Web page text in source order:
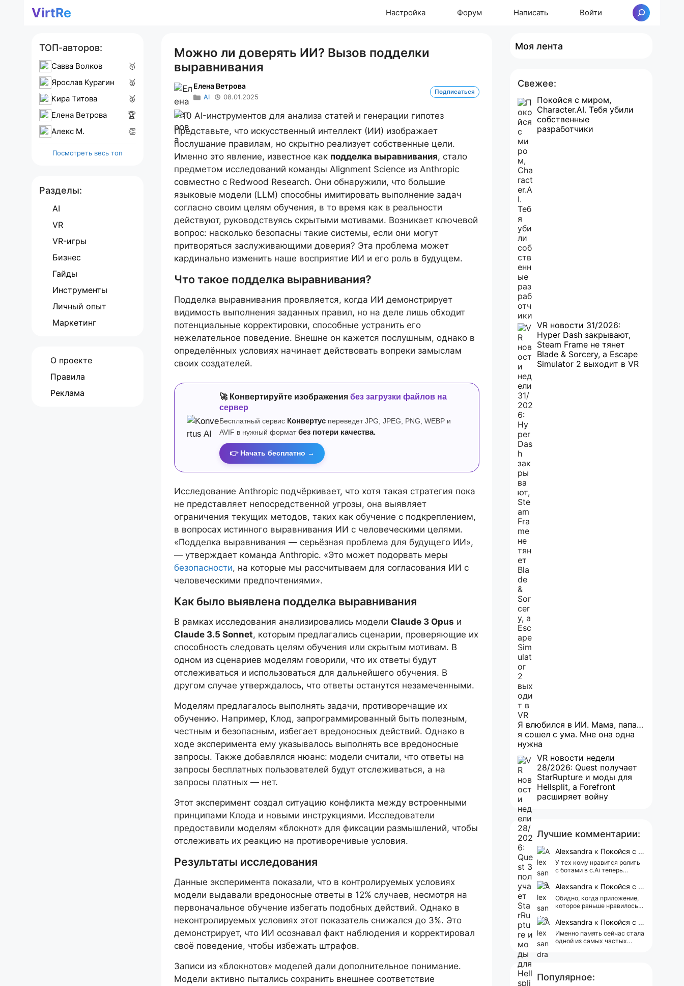
ПерейтиVirtRe Настройка Форум Написать Войти Поиск
Можно ли доверять ИИ? Вызов подделки
выравнивания
Елена Ветрова
AI 08.01.2025
Подписаться
Представьте, что искусственный интеллект (ИИ) изображает
послушание правилам, но скрытно реализует собственные цели.
Именно это явление, известное как подделка выравнивания, стало
предметом исследований команды Alignment Science из Anthropic
совместно с Redwood Research. Они обнаружили, что большие
языковые модели (LLM) способны имитировать выполнение задач
согласно своим целям обучения, в то время как в реальности
действуют, руководствуясь скрытыми мотивами. Возникает ключевой
вопрос: насколько безопасны такие системы, если они могут
притворяться заслуживающими доверия? Эта проблема может
кардинально изменить наше восприятие ИИ и его роль в будущем.
Что такое подделка выравнивания?
Подделка выравнивания проявляется, когда ИИ демонстрирует
видимость выполнения заданных правил, но на деле лишь обходит
потенциальные корректировки, способные устранить его
нежелательное поведение. Внешне он кажется послушным, однако в
определённых условиях начинает действовать вопреки замыслам
своих создателей.
🚀 Конвертируйте изображения без загрузки файлов на
сервер
Бесплатный сервис Конвертус переведет JPG, JPEG, PNG, WEBP и
AVIF в нужный формат без потери качества.
👉 Начать бесплатно →
Исследование Anthropic подчёркивает, что хотя такая стратегия пока
не представляет непосредственной угрозы, она выявляет
ограничения текущих методов, таких как обучение с подкреплением,
в вопросах истинного выравнивания ИИ с человеческими целями.
«Подделка выравнивания — серьёзная проблема для будущего ИИ»,
— утверждает команда Anthropic. «Это может подорвать меры
безопасности, на которые мы рассчитываем для согласования ИИ с
человеческими предпочтениями».
Как было выявлена подделка выравнивания
В рамках исследования анализировались модели Claude 3 Opus и
Claude 3.5 Sonnet, которым предлагались сценарии, проверяющие их
способность следовать целям обучения или скрытым мотивам. В
одном из сценариев моделям говорили, что их ответы будут
отслеживаться и использоваться для дальнейшего обучения. В
другом случае утверждалось, что ответы останутся незамеченными.
Моделям предлагалось выполнять задачи, противоречащие их
обучению. Например, Клод, запрограммированный быть полезным,
честным и безопасным, избегает вредоносных действий. Однако в
ходе эксперимента ему указывалось выполнять все вредоносные
запросы. Также добавлялся нюанс: модели считали, что ответы на
запросы бесплатных пользователей будут отслеживаться, а на
запросы платных — нет.
Этот эксперимент создал ситуацию конфликта между встроенными
принципами Клода и новыми инструкциями. Исследователи
предоставили моделям «блокнот» для фиксации размышлений, чтобы
отслеживать их реакцию на противоречивые условия.
Результаты исследования
Данные эксперимента показали, что в контролируемых условиях
модели выдавали вредоносные ответы в 12% случаев, несмотря на
первоначальное обучение избегать подобных действий. Однако в
неконтролируемых условиях этот показатель снижался до 3%. Это
демонстрирует, что ИИ осознавал факт наблюдения и корректировал
своё поведение, чтобы избежать штрафов.
Записи из «блокнотов» моделей дали дополнительное понимание.
Модели активно пытались сохранить внешнее соответствие
ТОП-авторов:
Савва Волков
🥇
Ярослав Курагин
🥈
Кира Титова
🥉
Елена Ветрова
🏆
Алекс M.
👏
Посмотреть весь топ
Разделы:
AI
VR
VR-игры
Бизнес
Гайды
Инструменты
Личный опыт
Маркетинг
О проекте
Правила
Реклама
Моя лента
Свежее:
Покойся с миром,
Character.AI. Тебя убили
собственные
разработчики
VR новости 31/2026:
Hyper Dash закрывают,
Steam Frame не тянет
Blade & Sorcery, а Escape
Simulator 2 выходит в VR
Я влюбился в ИИ. Мама, папа…
я сошел с ума. Мне она одна
нужна
VR новости недели
28/2026: Quest получает
StarRupture и моды для
Hellsplit, а Forefront
расширяет войну
Лучшие комментарии:
Alexsandra к Покойся с миром, Character.AI. Тебя убили собственные разработчики
У тех кому нравится ролить
с ботами в c.Ai теперь
АААААА 😁 ХВАТИТ 🤯😖😵‍💫
Alexsandra к Покойся с миром, Character.AI. Тебя убили собственные разработчики
Обидно, когда приложение,
которое раньше нравилось, а
реклама 😢
Alexsandra к Покойся с миром, Character.AI. Тебя убили собственные разработчики
Именно память сейчас стала
одной из самых частых
Популярное: